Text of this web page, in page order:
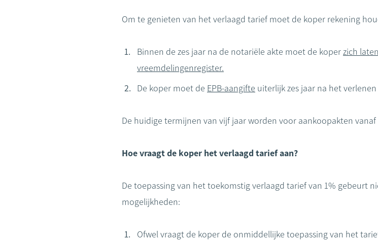
Om te genieten van het verlaagd tarief moet de koper rekening
Binnen de zes jaar na de notariële akte moet de koperzich
vreemdelingenregister.
De koper moet de EPB-aangifte uiterlijk zes jaar na het
De huidige termijnen van vijf jaar worden voor aankoopakten
Hoe vraagt de koper het verlaagd tarief aan?
De toepassing van het toekomstig verlaagd tarief van 1% gebeurt
mogelijkheden:
Ofwel vraagt de koper de onmiddellijke toepassing van het